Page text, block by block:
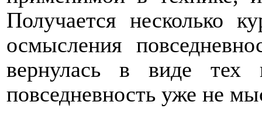
Получается несколько
осмысления
вернулась в виде тех
повседневность уже не